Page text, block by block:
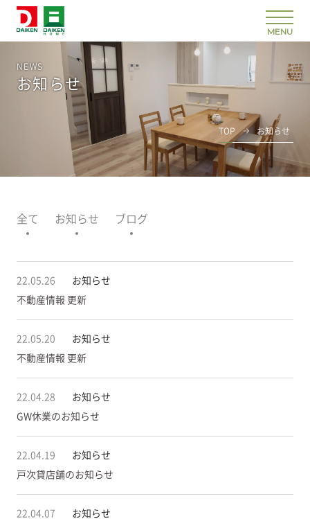
NEWS
お知らせ
TOP お知らせ
全て お知らせ ブログ
22.05.26
お知らせ
不動産情報 更新
22.05.20
お知らせ
不動産情報 更新
22.04.28
お知らせ
GW休業のお知らせ
22.04.19
お知らせ
戸次貸店舗のお知らせ
22.04.07
お知らせ